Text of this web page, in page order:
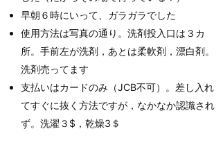
早朝６時にいって、ガラガラでした
使用方法は写真の通り。洗剤投入口は３カ
所。手前左が洗剤，あとは柔軟剤，漂白剤。
洗剤売ってます
支払いはカードのみ（JCB不可）。差し入れ
てすぐに抜く方法ですが，なかなか認識され
ず。洗濯３$，乾燥3＄